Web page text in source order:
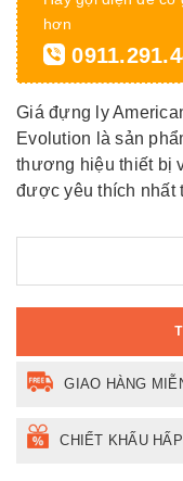
hơn
Giá đựng ly
Evolution là sản
thương hiệu thiết bị
được yêu thích nhất
GIAO HÀNG
CHIẾT KHẤU